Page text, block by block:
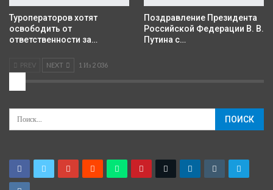
Туроператоров хотят
освободить от
ответственности за…
Поздравление Президента
Российской Федерации В. В.
Путина с…
PREV NEXT 1 Из 2 036